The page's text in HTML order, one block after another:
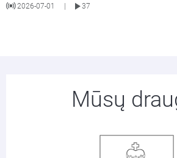
2026-07-01 37
Mūsų